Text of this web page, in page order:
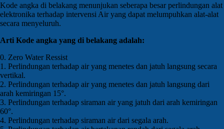
Kode angka di belakang menunjukan seberapa besar perlindungan alat
elektronika terhadap intervensi Air yang dapat melumpuhkan alat-alat
secara menyeluruh.
Arti Kode angka yang di belakang adalah:
0. Zero Water Ressist
1. Perlindungan terhadap air yang menetes dan jatuh langsung secara
vertikal.
2. Perlindungan terhadap air yang menetes dan jatuh langsung dari
arah kemiringan 15°.
3. Perlindungan terhadap siraman air yang jatuh dari arah kemiringan
60°.
4. Perlindungan terhadap siraman air dari segala arah.